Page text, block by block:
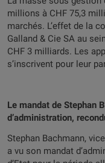
millions à CHF 75,3
marchés. L’effet de la
Galland & Cie SA au
CHF 3 milliards. Les
s’inscrivent pour leur
Le mandat de Stephan
d’administration,
Stephan Bachmann,
a vu son mandat